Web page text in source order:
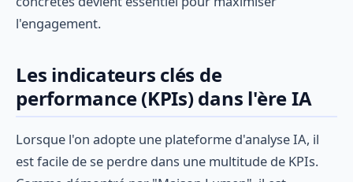
l'engagement.
Les indicateurs clés de
performance (KPIs) dans l'ère IA
Lorsque l'on adopte une plateforme d'analyse IA, il
est facile de se perdre dans une multitude de KPIs.